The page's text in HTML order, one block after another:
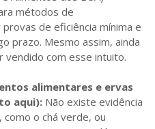
métodos de
de eficiência mínima e
prazo. Mesmo assim, ainda
vendido com esse intuito.
alimentares e ervas
aqui):Não existe evidência
o chá verde, ou